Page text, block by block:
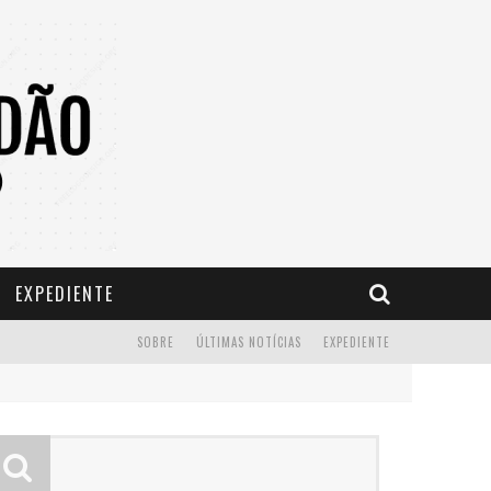
EXPEDIENTE
EXPEDIENTE
ÚLTIMAS NOTÍCIAS
SOBRE